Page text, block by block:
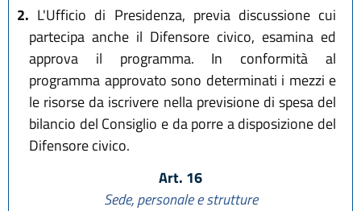
2. L'Ufficio di Presidenza, previa discussione cui
partecipa anche il Difensore civico, esamina ed
approva il programma. In conformità al
programma approvato sono determinati i mezzi e
le risorse da iscrivere nella previsione di spesa del
bilancio del Consiglio e da porre a disposizione del
Difensore civico.
Art. 16
Sede, personale e strutture